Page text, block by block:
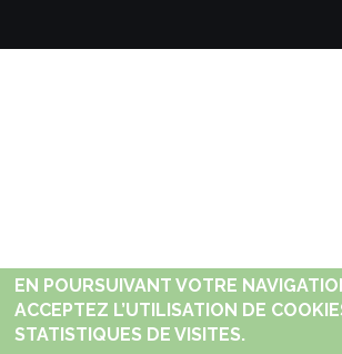
EN POURSUIVANT VOTRE
ACCEPTEZ L’UTILISATION DE
STATISTIQUES DE VISITES.